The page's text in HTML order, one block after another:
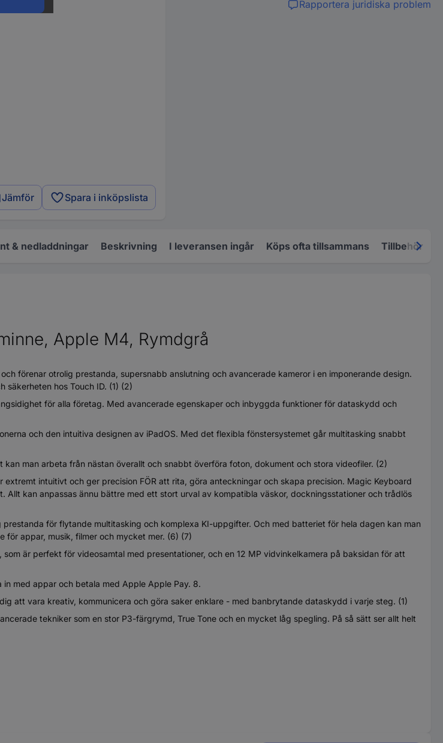
Jämför Spara i inköpslista
Rapportera juridiska problem
& nedladdningar Beskrivning I leveransen ingår Köps ofta tillsammans Tillbehör
Apple M4, Rymdgrå
förenar otrolig prestanda, supersnabb anslutning och avancerade kameror i en imponerande design.
säkerheten hos Touch ID. (1) (2)
för alla företag. Med avancerade egenskaper och inbyggda funktioner för dataskydd och
och den intuitiva designen av iPadOS. Med det flexibla fönstersystemet går multitasking snabbt
man arbeta från nästan överallt och snabbt överföra foton, dokument och stora videofiler. (2)
extremt intuitivt och ger precision FÖR att rita, göra anteckningar och skapa precision. Magic Keyboard
kan anpassas ännu bättre med ett stort urval av kompatibla väskor, dockningsstationer och trådlös
för flytande multitasking och komplexa KI-uppgifter. Och med batteriet för hela dagen kan man
för appar, musik, filmer och mycket mer. (6) (7)
som är perfekt för videosamtal med presentationer, och en 12 MP vidvinkelkamera på baksidan för att
in med appar och betala med Apple Apple Pay. 8.
att vara kreativ, kommunicera och göra saker enklare - med banbrytande dataskydd i varje steg. (1)
tekniker som en stor P3-färgrymd, True Tone och en mycket låg spegling. På så sätt ser allt helt